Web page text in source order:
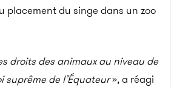
placement du singe dans un zoo
droits des animaux au niveau de
de l’Équateur», a réagi